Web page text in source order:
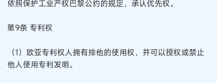
依照保护工业产权巴黎公约的规定，承认优先权。
第9条 专利权
（1）欧亚专利权人拥有排他的使用权，并可以授权或禁止
他人使用专利发明。